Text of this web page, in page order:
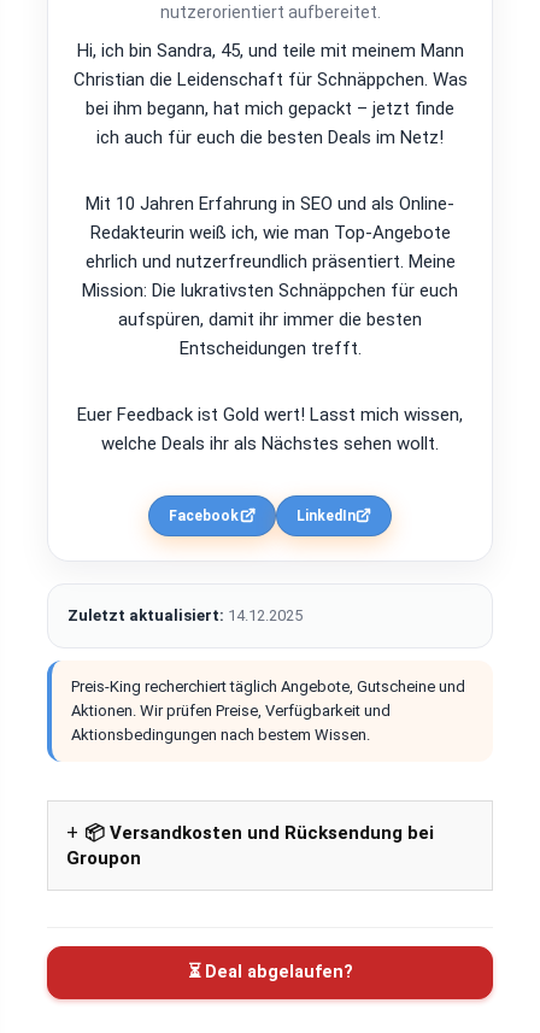
nutzerorientiert aufbereitet.
Hi, ich bin Sandra, 45, und teile mit meinem Mann
Christian die Leidenschaft für Schnäppchen. Was
bei ihm begann, hat mich gepackt – jetzt finde
ich auch für euch die besten Deals im Netz!
Mit 10 Jahren Erfahrung in SEO und als Online-
Redakteurin weiß ich, wie man Top-Angebote
ehrlich und nutzerfreundlich präsentiert. Meine
Mission: Die lukrativsten Schnäppchen für euch
aufspüren, damit ihr immer die besten
Entscheidungen trefft.
Euer Feedback ist Gold wert! Lasst mich wissen,
welche Deals ihr als Nächstes sehen wollt.
Facebook LinkedIn
Zuletzt aktualisiert: 14.12.2025
Preis-King recherchiert täglich Angebote, Gutscheine und
Aktionen. Wir prüfen Preise, Verfügbarkeit und
Aktionsbedingungen nach bestem Wissen.
📦 Versandkosten und Rücksendung bei
Groupon
⏳ Deal abgelaufen?